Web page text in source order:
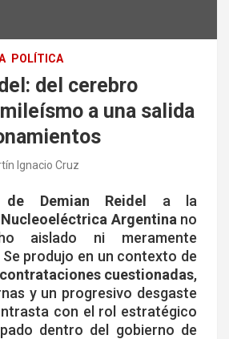
POLÍTICA
del cerebro
a una salida
Ignacio Cruz
de Demian Reidel a la
Nucleoeléctrica Argentina no
aislado ni meramente
produjo en un contexto de
cuestionadas,
y un progresivo desgaste
con el rol estratégico
dentro del gobierno de